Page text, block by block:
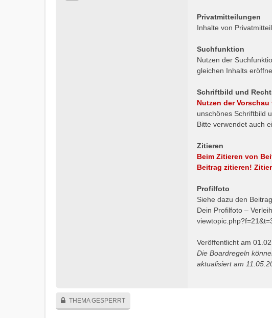
Privatmitteilungen
Inhalte von
Suchfunktion
Nutzen der
gleichen Inhalts
Schriftbild und
Nutzen der
unschönes Schriftbild
Bitte verwendet auch
Zitieren
Beim Zitieren von
Beitrag zitieren!
Profilfoto
Siehe dazu den
Dein Profilfoto –
Veröffentlicht am
Die Boardregeln
aktualisiert am
THEMA GESPERRT